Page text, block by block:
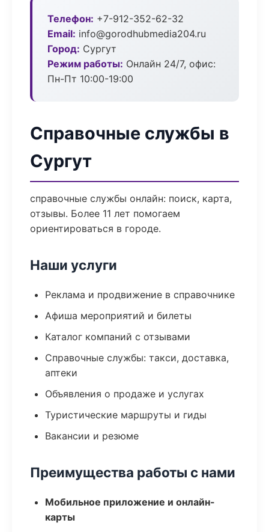
Телефон: +7-912-352-62-32
Email: info@gorodhubmedia204.ru
Город: Сургут
Режим работы: Онлайн 24/7, офис:
Пн-Пт 10:00-19:00
Справочные службы в
Сургут
справочные службы онлайн: поиск, карта,
отзывы. Более 11 лет помогаем
ориентироваться в городе.
Наши услуги
Реклама и продвижение в справочнике
Афиша мероприятий и билеты
Каталог компаний с отзывами
Справочные службы: такси, доставка,
аптеки
Объявления о продаже и услугах
Туристические маршруты и гиды
Вакансии и резюме
Преимущества работы с нами
Мобильное приложение и онлайн-
карты